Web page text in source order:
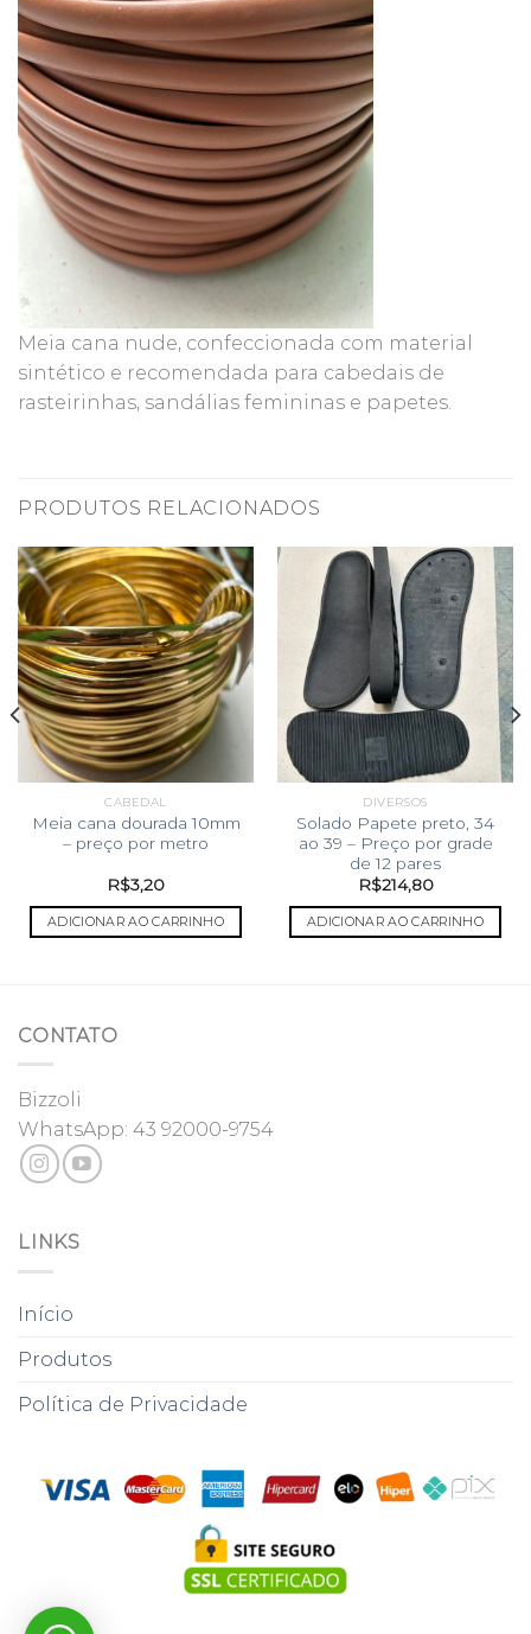
Meia cana nude, confeccionada com material
sintético e recomendada para cabedais de
rasteirinhas, sandálias femininas e papetes.
PRODUTOS RELACIONADOS
CABEDAL
Meia cana dourada 10mm
– preço por metro
R$3,20
ADICIONAR AO CARRINHO
DIVERSOS
Solado Papete preto, 34
ao 39 – Preço por grade
de 12 pares
R$214,80
ADICIONAR AO CARRINHO
CONTATO
Bizzoli
WhatsApp: 43 92000-9754
LINKS
Início
Produtos
Política de Privacidade